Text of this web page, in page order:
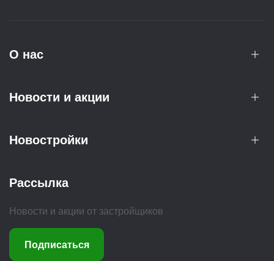
О нас
Новости и акции
Новостройки
Рассылка
Новости и акции от застройщиков
Подписаться